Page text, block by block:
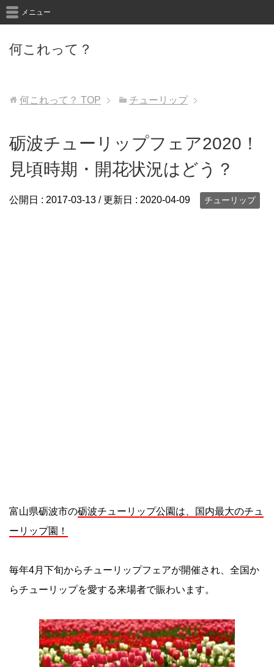
何これって？
メニュー
何これって？ TOP チューリップ
砺波チューリップフェア2020！
見頃時期・開花状況はどう？
公開日 : 2017-03-13 / 更新日 : 2020-04-09 チューリップ
富山県砺波市の砺波チューリップ公園は、国内最大のチュ
ーリップ園！
毎年4月下旬からチューリップフェアが開催され、全国か
らチューリップを愛する来場者で賑わいます。